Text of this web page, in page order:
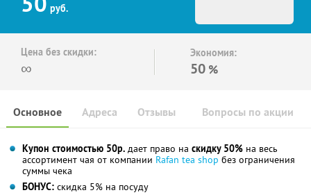
руб.
Цена без скидки:
∞
Экономия:
50 %
Основное Отзывы Вопросы по акции
Адреса
Купон стоимостью 50р. дает право на скидку 50% на весь
ассортимент чая от компании Rafan tea shop без ограничения
суммы чека
БОНУС: скидка 5% на посуду